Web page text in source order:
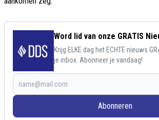
Word lid van onze GRATIS
Krijg ELKE dag het ECHTE nieuws
je inbox. Abonneer je vandaag!
Abonneren